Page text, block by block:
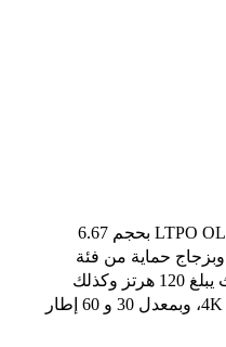
شاشة هذا الهاتف تأتي من نوع LTPO OLED بحجم 6.67
× 1220 بكسل، وبزجاج حماية من فئة
Kunlun Glass، وتدعم معدل تحديث يبلغ 120 هرتز وكذلك
تدعم خاصية تسجيل الفيديو بجودة 4K، وبمعدل 30 و 60 إطار